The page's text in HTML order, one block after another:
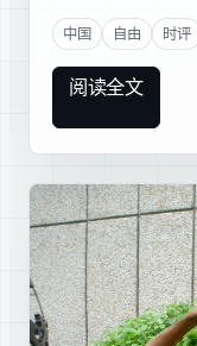
中国 自由 时评
阅读全文